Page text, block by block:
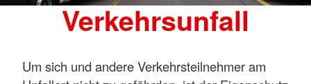
Verkehrsunfall
Um sich und andere Verkehrsteilnehmer am